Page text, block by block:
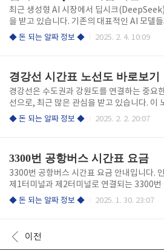
2025년 경찰공무원의 기본급은 전년 대비
었습니다. 이는 공무원의 처우 개선과 물가 상
한 정책적 결정입니다 . 수당 개편: 초과근무
근무수당 등 현장 경찰관들의 보상을 강화하
최근 생성형 AI 시장에서 딥시크
을 받고 있습니다. 기존의 대표적인 AI 모델
도 뛰어난 성능을 자랑하면서도, 개발 비용이
스로 출시된 덕분에 앞으로 더욱 빠른 발전이
딥시크! 현재 무료일 때, 사용해 보세요! 아래
간편하게 다운로드하세요! 딥시크 무료 사
딥시크 DeepSeek 가입 다운로드 ✅ 딥시크
려면 구글에서 "DeepSeek"을 검색한 후 공
◆ 돈 되는 알짜 정보 ◆ 2025. 2. 4. 10:09
경강선 시간표 노선도 바로보기
경강선은 수도권과 강원도를 연결하는 중요
선으로, 최근 많은 관심을 받고 있습니다. 이
교역에서 여주역까지 이어집니다. 아래 링크
드시 확인하는 것이 좋습니다. 특히 출퇴근 시
혼잡할 수 있으니 미리 계획을 세우세요. ✅ 첫
역에서 오전 5시 30분, 이매역에서 오전 5시
발합니다. 막차는 판교역에서 오후 11시 35분
에서 오후 11시 39분에 출발합니다. 아래 링
환승 정보 활용: 경강선은 여러 환승 옵션을..
◆ 돈 되는 알짜 정보 ◆ 2025. 2. 2. 20:07
3300번 공항버스 시간표 요금
3300번 공항버스 시간표 요금 안내입니다.
제1터미널과 제2터미널로 연결되는 3300번
는 편리한 시간표와 합리적인 요금으로 많은
번 공항버스의 운행 시간과 배차 간격 ✅
버스는 대화마을 차고지에서 첫차가 오전 4시
◆ 돈 되는 알짜 정보 ◆ 2025. 1. 30. 23:07
이전